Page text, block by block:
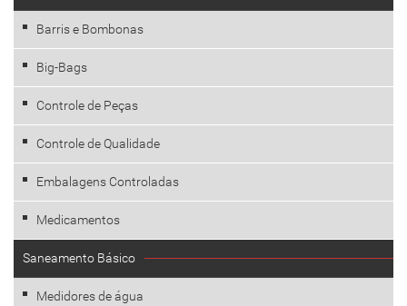
Barris e Bombonas
Big-Bags
Controle de Peças
Controle de Qualidade
Embalagens Controladas
Medicamentos
Saneamento Básico
Medidores de água